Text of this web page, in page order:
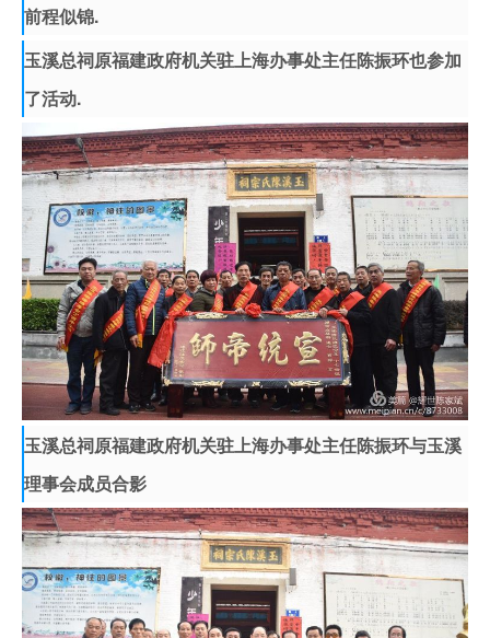
前程似锦.
玉溪总祠原福建政府机关驻上海办事处主任陈振环也参加
了活动.
玉溪总祠原福建政府机关驻上海办事处主任陈振环与玉溪
理事会成员合影